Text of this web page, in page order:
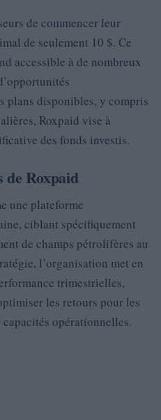
de commencer leur
de seulement 10 $. Ce
accessible à de nombreux
plans disponibles, y compris
Roxpaid vise à
des fonds investis.
de Roxpaid
une plateforme
ciblant spécifiquement
de champs pétrolifères au
l’organisation met en
trimestrielles,
les retours pour les
capacités opérationnelles.